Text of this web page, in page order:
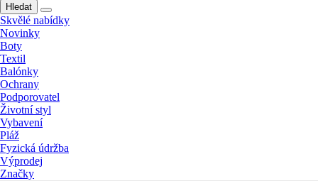
Hledat
Skvělé nabídky
Novinky
Boty
Textil
Balónky
Ochrany
Podporovatel
Životní styl
Vybavení
Pláž
Fyzická údržba
Výprodej
Značky